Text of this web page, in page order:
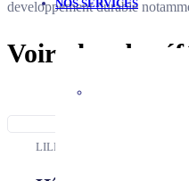
NOS SERVICES
developpement durable
Voir plus de
LILLE